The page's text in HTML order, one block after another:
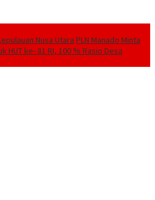
Nusa Utara PLN Manado Minta
HUT ke- 81 RI, 100 % Rasio Desa